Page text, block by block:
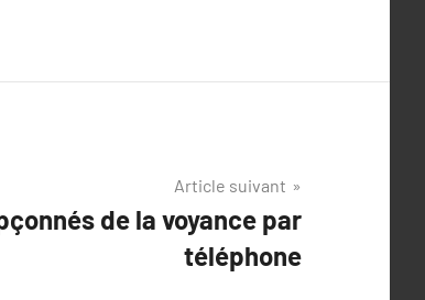
Article suivant
de la voyance par
téléphone